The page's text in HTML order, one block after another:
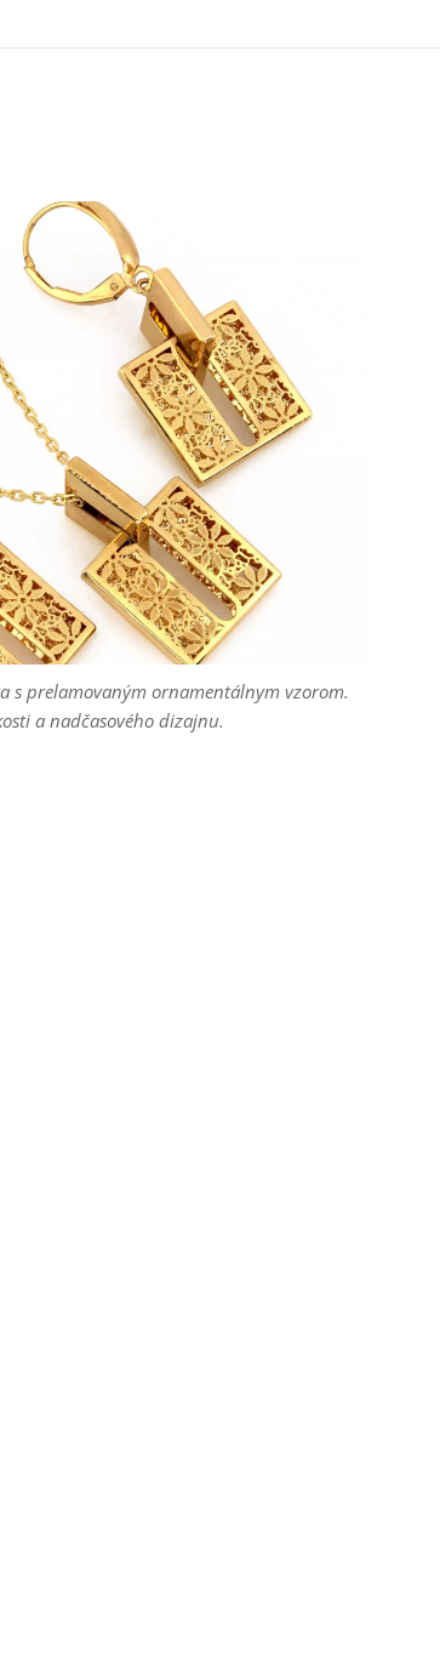
s prelamovaným ornamentálnym vzorom.
a nadčasového dizajnu.
s prelamovaným ornamentálnym vzorom.
a nadčasového dizajnu.
s prelamovaným ornamentálnym vzorom.
a nadčasového dizajnu.
s prelamovaným ornamentálnym vzorom.
a nadčasového dizajnu.
s prelamovaným ornamentálnym vzorom.
a nadčasového dizajnu.
s prelamovaným ornamentálnym vzorom.
a nadčasového dizajnu.
s prelamovaným ornamentálnym vzorom.